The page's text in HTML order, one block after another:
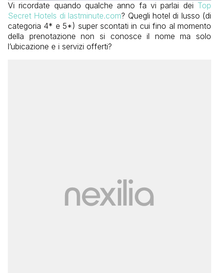
Vi ricordate quando qualche anno fa vi parlai dei Top
Secret Hotels di lastminute.com? Quegli hotel di lusso (di
categoria 4* e 5*) super scontati in cui fino al momento
della prenotazione non si conosce il nome ma solo
l’ubicazione e i servizi offerti?